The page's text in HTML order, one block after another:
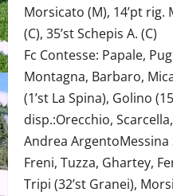
Morsicato (M), 14’pt rig.
(C), 35’st Schepis A. (C)
Fc Contesse: Papale,
Montagna, Barbaro,
(1’st La Spina), Golino
disp.:Orecchio,
Andrea
Freni, Tuzza, Ghartey,
Tripi (32’st Granei),